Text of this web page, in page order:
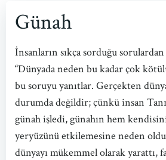
Günah
İnsanların sıkça sorduğu
“Dünyada neden bu kadar çok
bu soruyu yanıtlar. Gerçekten
durumda değildir; çünkü insan
günah işledi, günahın hem
yeryüzünü etkilemesine neden
dünyayı mükemmel olarak yarattı,